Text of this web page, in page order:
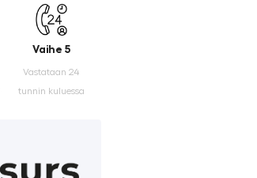
Vaihe 5
Vastataan 24
tunnin kuluessa